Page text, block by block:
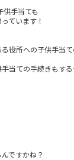
供手当ても
ています！
役所への子供手当
当ての手続きもす
ですかね？